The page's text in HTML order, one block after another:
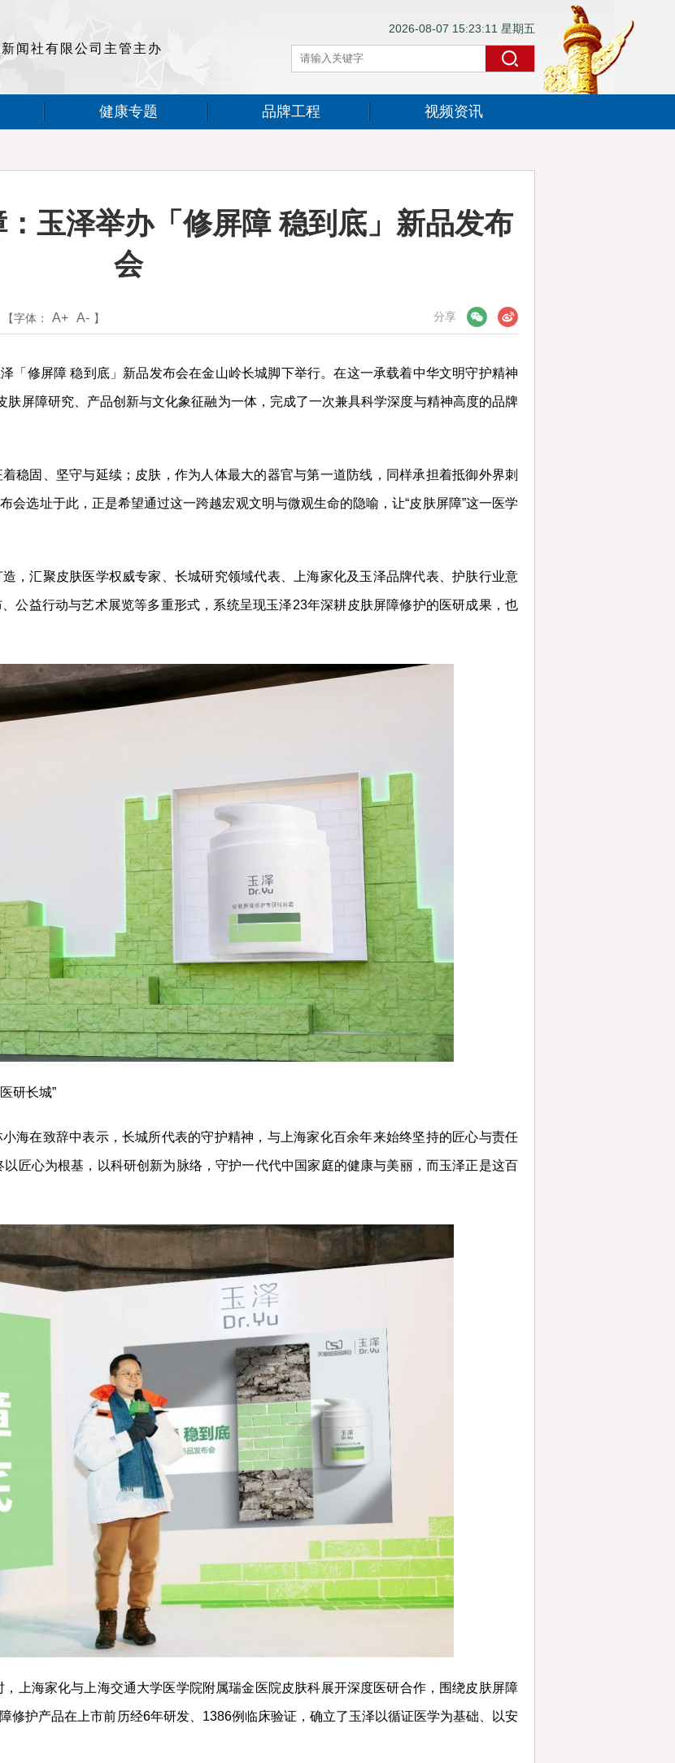
闻社有限公司主管主办
2026-08-07 15:23:12 星期五
健康专题 品牌工程 视频资讯
玉泽举办「修屏障 稳到底」新品发布
会
【字体： A+ A- 】 分享
微博
「修屏障 稳到底」新品发布会在金山岭长城脚下举行。在这一承载着中华文明守护精神
肤屏障研究、产品创新与文化象征融为一体，完成了一次兼具科学深度与精神高度的品牌
稳固、坚守与延续；皮肤，作为人体最大的器官与第一道防线，同样承担着抵御外界刺
会选址于此，正是希望通过这一跨越宏观文明与微观生命的隐喻，让“皮肤屏障”这一医学
，汇聚皮肤医学权威专家、长城研究领域代表、上海家化及玉泽品牌代表、护肤行业意
公益行动与艺术展览等多重形式，系统呈现玉泽23年深耕皮肤屏障修护的医研成果，也
研长城”
海在致辞中表示，长城所代表的守护精神，与上海家化百余年来始终坚持的匠心与责任
匠心为根基，以科研创新为脉络，守护一代代中国家庭的健康与美丽，而玉泽正是这百
上海家化与上海交通大学医学院附属瑞金医院皮肤科展开深度医研合作，围绕皮肤屏障
修护产品在上市前历经6年研发、1386例临床验证，确立了玉泽以循证医学为基础、以安